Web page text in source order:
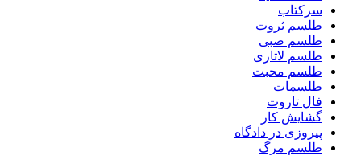
سرکتاب
طلسم ثروت
طلسم صبی
طلسم لاتاری
طلسم محبت
طلسمات
فال تاروت
گشایش کار
پیروزی در دادگاه
طلسم مرگ